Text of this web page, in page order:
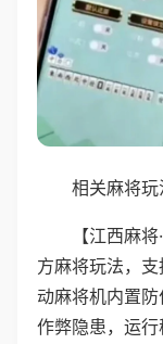
相关麻将
【江西麻
方麻将玩法，
动麻将机内置
作弊隐患，运